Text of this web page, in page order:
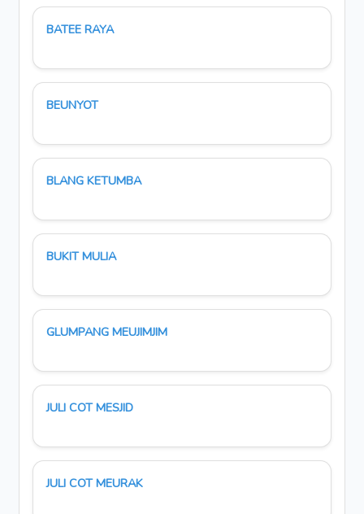
BATEE RAYA
BEUNYOT
BLANG KETUMBA
BUKIT MULIA
GLUMPANG MEUJIMJIM
JULI COT MESJID
JULI COT MEURAK